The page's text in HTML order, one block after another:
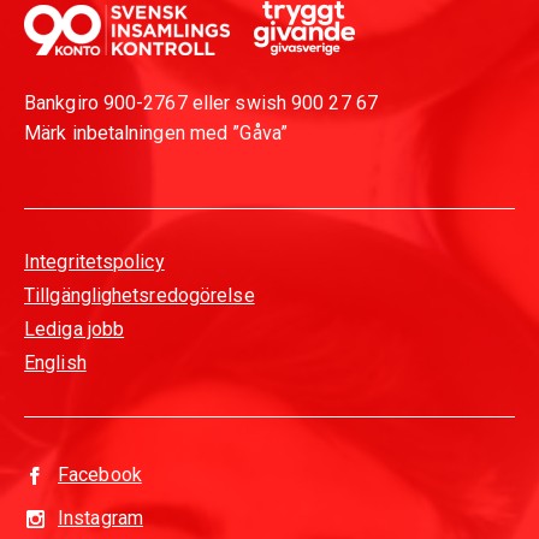
Bankgiro 900-2767 eller swish 900 27 67
Märk inbetalningen med ”Gåva”
Integritetspolicy
Tillgänglighetsredogörelse
Lediga jobb
English
Facebook
Instagram